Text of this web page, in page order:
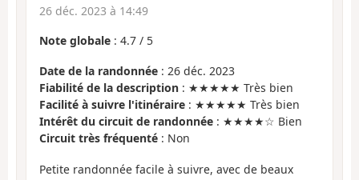
26 déc. 2023 à 14:49
Note globale : 4.7 / 5
Date de la randonnée : 26 déc. 2023
Fiabilité de la description : ★★★★★ Très bien
Facilité à suivre l'itinéraire : ★★★★★ Très bien
Intérêt du circuit de randonnée : ★★★★☆ Bien
Circuit très fréquenté : Non
Petite randonnée facile à suivre, avec de beaux